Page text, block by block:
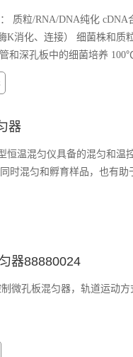
质粒/RNA/DNA纯化 cDNA
消化、连接） 细菌株和质
和深孔板中的细菌培养
器
温混匀仪具备的混匀和温
时混匀和孵育样品，也有助
器88880024
微孔板混匀器，轨道运动方